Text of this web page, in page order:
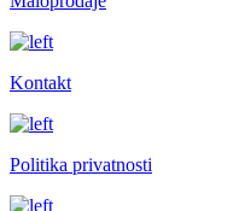
Kontakt
Politika privatnosti